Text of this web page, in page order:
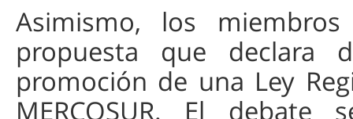
Asimismo, los
propuesta que declara
promoción de una Ley
MERCOSUR. El